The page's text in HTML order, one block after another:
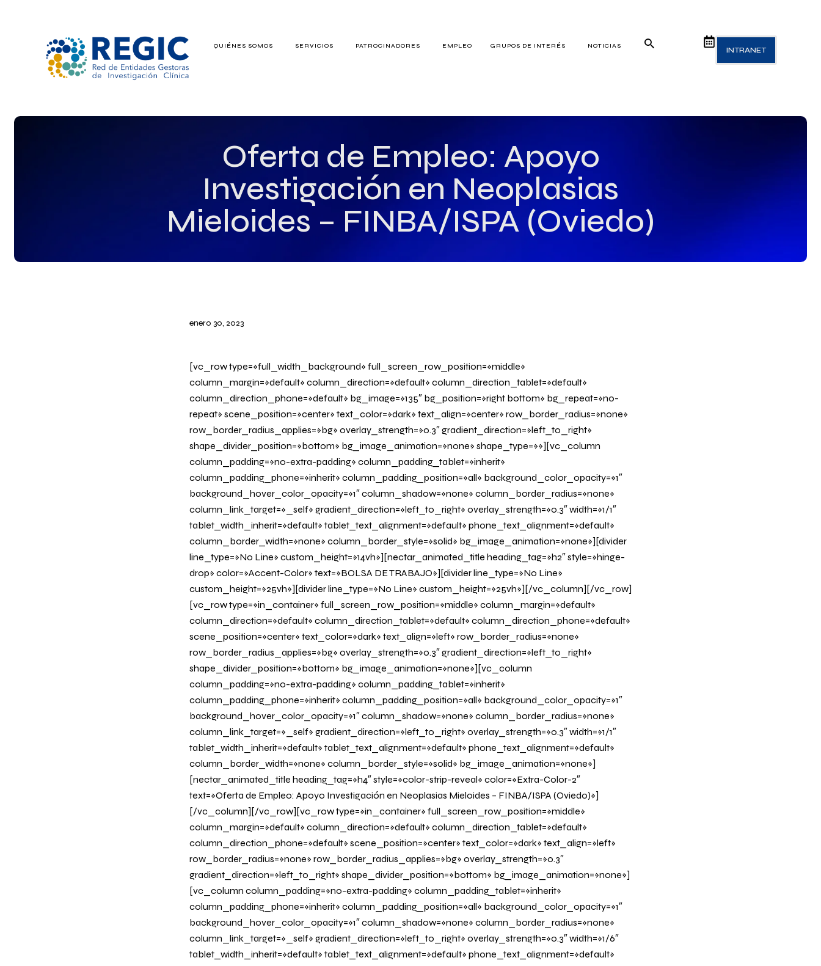
QUIÉNES SOMOS SERVICIOS PATROCINADORES EMPLEO GRUPOS DE INTERÉS NOTICIAS INTRANET
Oferta de Empleo: Apoyo
Investigación en Neoplasias
Mieloides – FINBA/ISPA (Oviedo)
QUIÉNES SOMOS
SERVICIOS
GRUPOS DE INTERÉS
NOTICIAS
enero 30, 2023
[vc_row type=»full_width_background» full_screen_row_position=»middle»
column_margin=»default» column_direction=»default» column_direction_tablet=»default»
column_direction_phone=»default» bg_image=»135″ bg_position=»right bottom» bg_repeat=»no-
repeat» scene_position=»center» text_color=»dark» text_align=»center» row_border_radius=»none»
row_border_radius_applies=»bg» overlay_strength=»0.3″ gradient_direction=»left_to_right»
shape_divider_position=»bottom» bg_image_animation=»none» shape_type=»»][vc_column
column_padding=»no-extra-padding» column_padding_tablet=»inherit»
column_padding_phone=»inherit» column_padding_position=»all» background_color_opacity=»1″
background_hover_color_opacity=»1″ column_shadow=»none» column_border_radius=»none»
column_link_target=»_self» gradient_direction=»left_to_right» overlay_strength=»0.3″ width=»1/1″
tablet_width_inherit=»default» tablet_text_alignment=»default» phone_text_alignment=»default»
column_border_width=»none» column_border_style=»solid» bg_image_animation=»none»][divider
line_type=»No Line» custom_height=»14vh»][nectar_animated_title heading_tag=»h2″ style=»hinge-
drop» color=»Accent-Color» text=»BOLSA DE TRABAJO»][divider line_type=»No Line»
custom_height=»25vh»][divider line_type=»No Line» custom_height=»25vh»][/vc_column][/vc_row]
[vc_row type=»in_container» full_screen_row_position=»middle» column_margin=»default»
column_direction=»default» column_direction_tablet=»default» column_direction_phone=»default»
scene_position=»center» text_color=»dark» text_align=»left» row_border_radius=»none»
row_border_radius_applies=»bg» overlay_strength=»0.3″ gradient_direction=»left_to_right»
shape_divider_position=»bottom» bg_image_animation=»none»][vc_column
column_padding=»no-extra-padding» column_padding_tablet=»inherit»
column_padding_phone=»inherit» column_padding_position=»all» background_color_opacity=»1″
background_hover_color_opacity=»1″ column_shadow=»none» column_border_radius=»none»
column_link_target=»_self» gradient_direction=»left_to_right» overlay_strength=»0.3″ width=»1/1″
tablet_width_inherit=»default» tablet_text_alignment=»default» phone_text_alignment=»default»
column_border_width=»none» column_border_style=»solid» bg_image_animation=»none»]
[nectar_animated_title heading_tag=»h4″ style=»color-strip-reveal» color=»Extra-Color-2″
text=»Oferta de Empleo: Apoyo Investigación en Neoplasias Mieloides – FINBA/ISPA (Oviedo)»]
[/vc_column][/vc_row][vc_row type=»in_container» full_screen_row_position=»middle»
column_margin=»default» column_direction=»default» column_direction_tablet=»default»
column_direction_phone=»default» scene_position=»center» text_color=»dark» text_align=»left»
row_border_radius=»none» row_border_radius_applies=»bg» overlay_strength=»0.3″
gradient_direction=»left_to_right» shape_divider_position=»bottom» bg_image_animation=»none»]
[vc_column column_padding=»no-extra-padding» column_padding_tablet=»inherit»
column_padding_phone=»inherit» column_padding_position=»all» background_color_opacity=»1″
background_hover_color_opacity=»1″ column_shadow=»none» column_border_radius=»none»
column_link_target=»_self» gradient_direction=»left_to_right» overlay_strength=»0.3″ width=»1/6″
tablet_width_inherit=»default» tablet_text_alignment=»default» phone_text_alignment=»default»